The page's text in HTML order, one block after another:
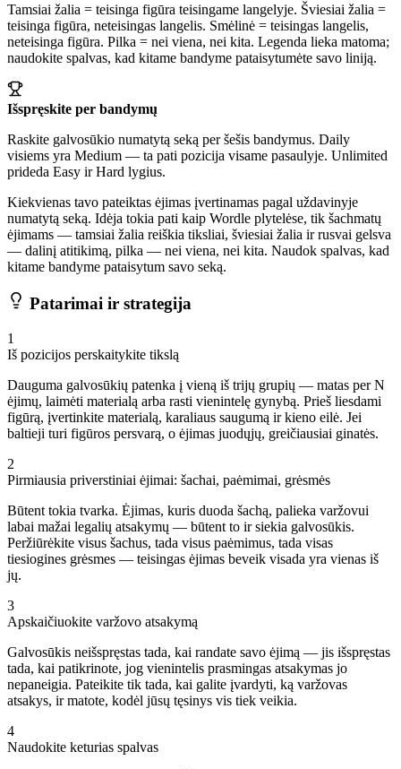
Tamsiai žalia = teisinga figūra teisingame langelyje. Šviesiai žalia =
teisinga figūra, neteisingas langelis. Smėlinė = teisingas langelis,
neteisinga figūra. Pilka = nei viena, nei kita. Legenda lieka matoma;
naudokite spalvas, kad kitame bandyme pataisytumėte savo liniją.
Išspręskite per bandymų
Raskite galvosūkio numatytą seką per šešis bandymus. Daily
visiems yra Medium — ta pati pozicija visame pasaulyje. Unlimited
prideda Easy ir Hard lygius.
Kiekvienas tavo pateiktas ėjimas įvertinamas pagal uždavinyje
numatytą seką. Idėja tokia pati kaip Wordle plytelėse, tik šachmatų
ėjimams — tamsiai žalia reiškia tiksliai, šviesiai žalia ir rusvai gelsva
— dalinį atitikimą, pilka — nei viena, nei kita. Naudok spalvas, kad
kitame bandyme pataisytum savo seką.
Patarimai ir strategija
1
Iš pozicijos perskaitykite tikslą
Dauguma galvosūkių patenka į vieną iš trijų grupių — matas per N
ėjimų, laimėti materialą arba rasti vienintelę gynybą. Prieš liesdami
figūrą, įvertinkite materialą, karaliaus saugumą ir kieno eilė. Jei
baltieji turi figūros persvarą, o ėjimas juodųjų, greičiausiai ginatės.
2
Pirmiausia priverstiniai ėjimai: šachai, paėmimai, grėsmės
Būtent tokia tvarka. Ėjimas, kuris duoda šachą, palieka varžovui
labai mažai legalių atsakymų — būtent to ir siekia galvosūkis.
Peržiūrėkite visus šachus, tada visus paėmimus, tada visas
tiesiogines grėsmes — teisingas ėjimas beveik visada yra vienas iš
jų.
3
Apskaičiuokite varžovo atsakymą
Galvosūkis neišspręstas tada, kai randate savo ėjimą — jis išspręstas
tada, kai patikrinote, jog vienintelis prasmingas atsakymas jo
nepaneigia. Pateikite tik tada, kai galite įvardyti, ką varžovas
atsakys, ir matote, kodėl jūsų tęsinys vis tiek veikia.
4
Naudokite keturias spalvas